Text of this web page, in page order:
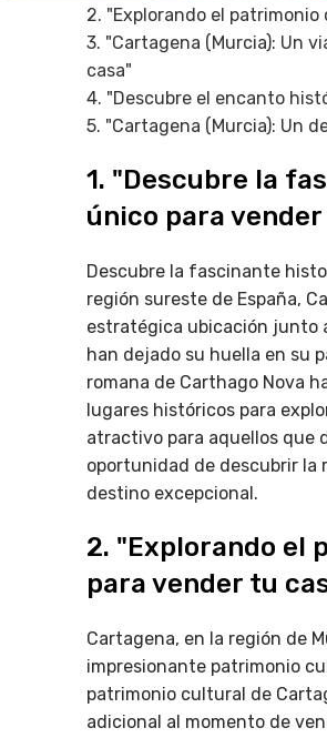
2. "Explorando el
3. "Cartagena (Murcia): Un
casa"
4. "Descubre el encanto
5. "Cartagena (Murcia): Un
1. "Descubre la
único para
Descubre la fascinante
región sureste de España,
estratégica ubicación junto
han dejado su huella en su
romana de Carthago Nova
lugares históricos para
atractivo para aquellos que
oportunidad de descubrir la
destino excepcional.
2. "Explorando el
para vender tu
Cartagena, en la región de
impresionante patrimonio
patrimonio cultural de
adicional al momento de